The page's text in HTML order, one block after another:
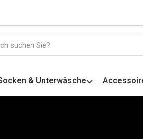
& Unterwäsche